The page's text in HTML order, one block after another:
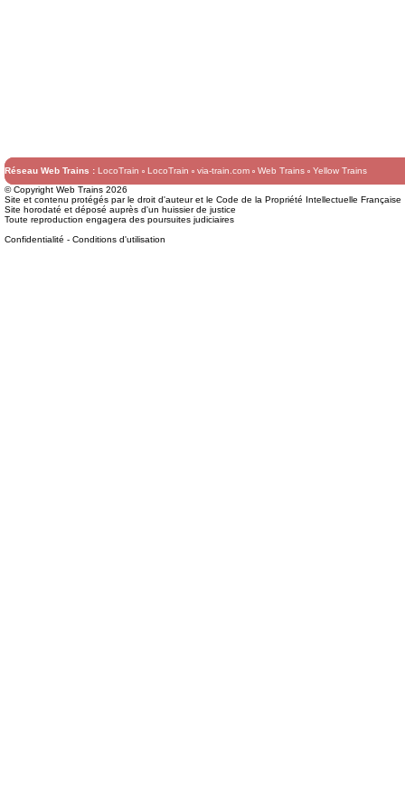
Réseau Web Trains : LocoTrain LocoTrain via-train.com Web Trains
Yellow Trains
© Copyright Web Trains 2026
Site et contenu protégés par le droit d'auteur et le Code de la Propriété Intellectuelle Française
Site horodaté et déposé auprès d'un huissier de justice
Toute reproduction engagera des poursuites judiciaires
Confidentialité - Conditions d'utilisation